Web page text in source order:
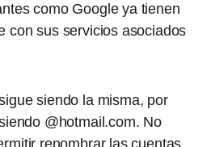
como Google ya tienen
con sus servicios asociados
siendo la misma, por
@hotmail.com. No
renombrar las cuentas